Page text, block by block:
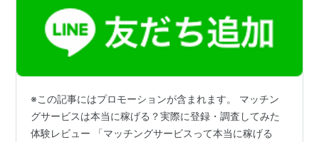
※この記事にはプロモーションが含まれます。 マッチン
グサービスは本当に稼げる？実際に登録・調査してみた
体験レビュー 「マッチングサービスって本当に稼げる